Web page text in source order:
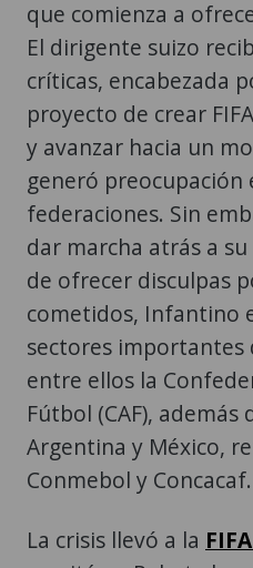
que comienza a
El dirigente suizo
críticas, encabezada
proyecto de crear
y avanzar hacia un
generó
federaciones. Sin
dar marcha atrás a
de ofrecer disculpas
cometidos, Infantino
sectores
entre ellos la
Fútbol (CAF), además
Argentina y México,
Conmebol y Concacaf.
La crisis llevó a la FIFA